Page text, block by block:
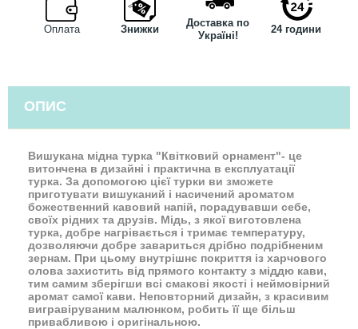
Оплата Знижки
Доставка по
Україні!
24 години
ОПИС
Вишукана мідна турка "Квітковий орнамент"- це
витончена в дизайні і практична в експлуатації
турка. За допомогою цієї турки ви зможете
приготувати вишуканий і насичений ароматом
божественний кавовий напій, порадувавши себе,
своїх рідних та друзів. Мідь, з якої виготовлена
турка, добре нагрівається і тримає температуру,
дозволяючи добре завариться дрібно подрібненим
зернам. При цьому внутрішнє покриття із харчового
олова захистить від прямого контакту з міддю кави,
тим самим зберігши всі смакові якості і неймовірний
аромат самої кави. Неповторний дизайн, з красивим
вигравіруваним малюнком, робить її ще більш
привабливою і оригінальною.